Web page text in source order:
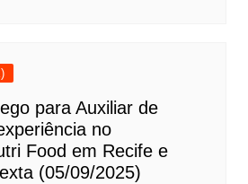
para Auxiliar de
no
Food em Recife e
(05/09/2025)